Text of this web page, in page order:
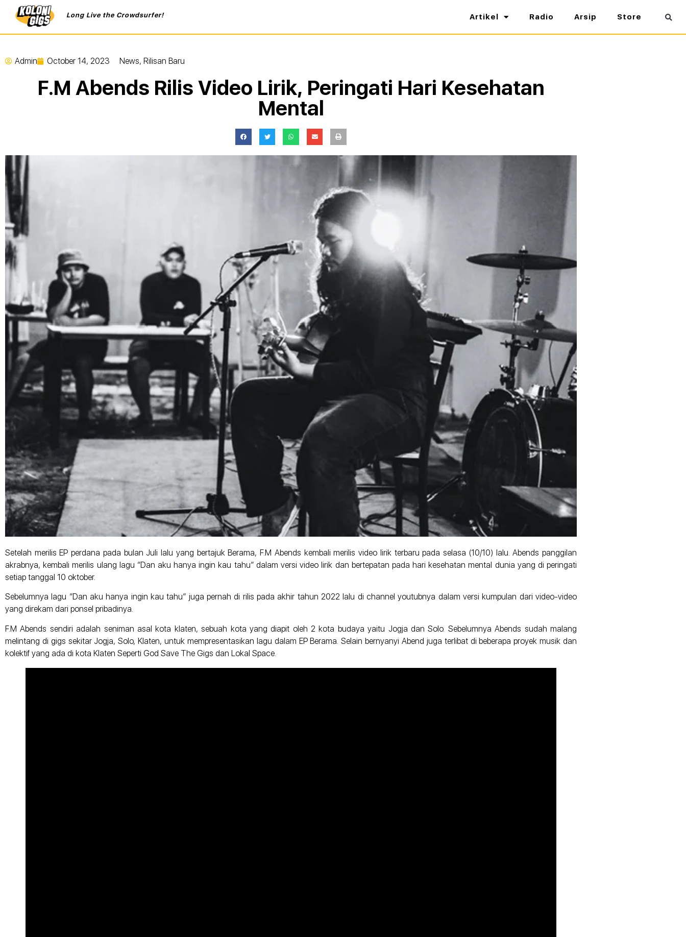
Long Live the Crowdsurfer! Artikel Radio Arsip Store
Admin October 14, 2023 News, Rilisan Baru
F.M Abends Rilis Video Lirik, Peringati Hari Kesehatan
Mental
Setelah merilis EP perdana pada bulan Juli lalu yang bertajuk Berama, F.M Abends kembali merilis video lirik terbaru pada selasa (10/10) lalu. Abends panggilan
akrabnya, kembali merilis ulang lagu “Dan aku hanya ingin kau tahu” dalam versi video lirik dan bertepatan pada hari kesehatan mental dunia yang di peringati
setiap tanggal 10 oktober.
Sebelumnya lagu “Dan aku hanya ingin kau tahu” juga pernah di rilis pada akhir tahun 2022 lalu di channel youtubnya dalam versi kumpulan dari video-video
yang direkam dari ponsel pribadinya.
F.M Abends sendiri adalah seniman asal kota klaten, sebuah kota yang diapit oleh 2 kota budaya yaitu Jogja dan Solo. Sebelumnya Abends sudah malang
melintang di gigs sekitar Jogja, Solo, Klaten, untuk mempresentasikan lagu dalam EP Berama. Selain bernyanyi Abend juga terlibat di beberapa proyek musik dan
kolektif yang ada di kota Klaten Seperti God Save The Gigs dan Lokal Space.